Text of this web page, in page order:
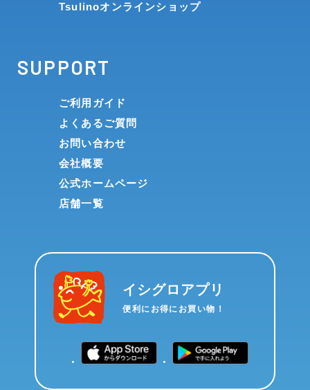
Tsulinoオンラインショップ
SUPPORT
ご利用ガイド
よくあるご質問
お問い合わせ
会社概要
公式ホームページ
店舗一覧
イシグロアプリ
便利にお得にお買い物！